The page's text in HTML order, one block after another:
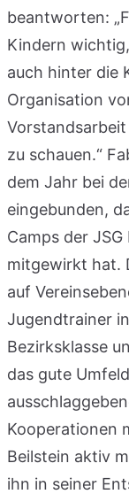
beantworten:
Kindern
auch hinter die
Organisation
zu schauen.“
dem Jahr bei
eingebunden,
Camps der
mitgewirkt hat.
auf
Jugendtrainer
Bezirksklasse
das gute
Kooperationen
Beilstein aktiv
ihn in seiner